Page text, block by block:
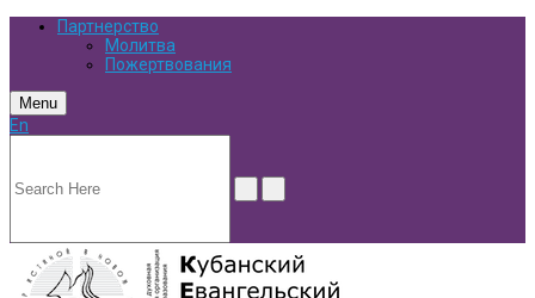
Партнерство
Молитва
Пожертвования
Menu
En